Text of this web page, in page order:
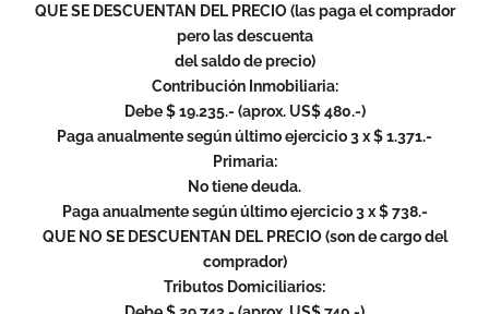
QUE SE DESCUENTAN DEL PRECIO (las paga el comprador
pero las descuenta
del saldo de precio)
Contribución Inmobiliaria:
Debe $ 19.235.- (aprox. US$ 480.-)
Paga anualmente según último ejercicio 3 x $ 1.371.-
Primaria:
No tiene deuda.
Paga anualmente según último ejercicio 3 x $ 738.-
QUE NO SE DESCUENTAN DEL PRECIO (son de cargo del
comprador)
Tributos Domiciliarios: